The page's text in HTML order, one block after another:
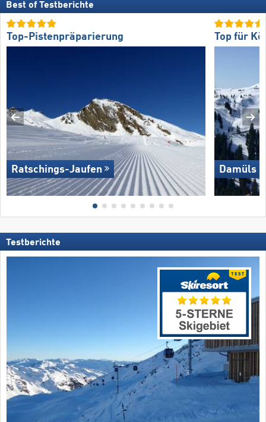
Best of Testberichte
Top-Pistenpräparierung
Ratschings-Jaufen
Top für
Damüls
Testberichte